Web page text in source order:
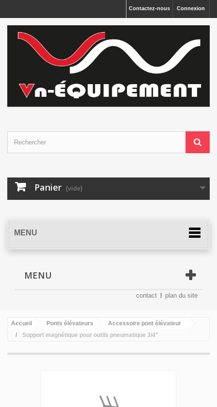
Connexion
Contactez-nous
Panier (vide)
MENU
MENU
contact plan du site
Accueil Ponts élévateurs
Accessoire pont élévateur
Support magnétique pour outils pneumatique 3/4"